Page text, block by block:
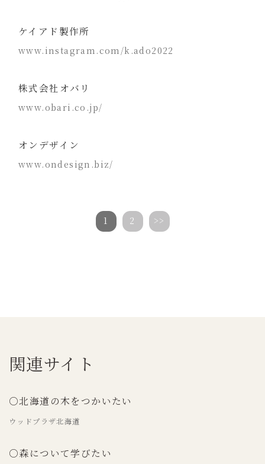
ケイアド製作所
www.instagram.com/k.ado2022
株式会社オバリ
www.obari.co.jp/
オンデザイン
www.ondesign.biz/
1 2 >>
関連サイト
○北海道の木をつかいたい
ウッドプラザ北海道
○森について学びたい